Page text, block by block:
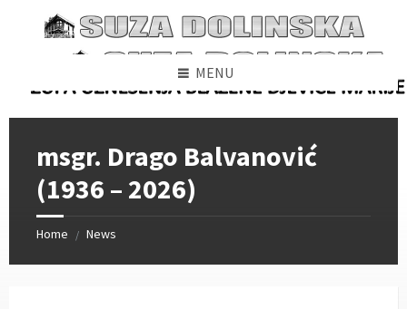
content
MENU
msgr. Drago Balvanović
(1936 – 2026)
Home / News